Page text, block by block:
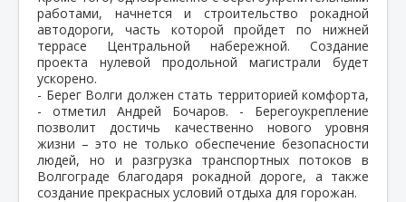
работами, начнется и строительство рокадной
автодороги, часть которой пройдет по нижней
террасе Центральной набережной. Создание
проекта нулевой продольной магистрали будет
ускорено.
- Берег Волги должен стать территорией комфорта,
- отметил Андрей Бочаров. - Берегоукрепление
позволит достичь качественно нового уровня
жизни – это не только обеспечение безопасности
людей, но и разгрузка транспортных потоков в
Волгограде благодаря рокадной дороге, а также
создание прекрасных условий отдыха для горожан.